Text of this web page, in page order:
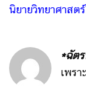
นิยายวิทยาศาสต
*ฉัตร
เพรา